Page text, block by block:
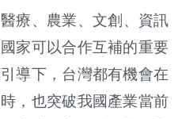
醫療、 農業、 文創 、 資訊
家可以合作互補的重要
導下 ， 台灣都有機會在
， 也突破我國產業當前